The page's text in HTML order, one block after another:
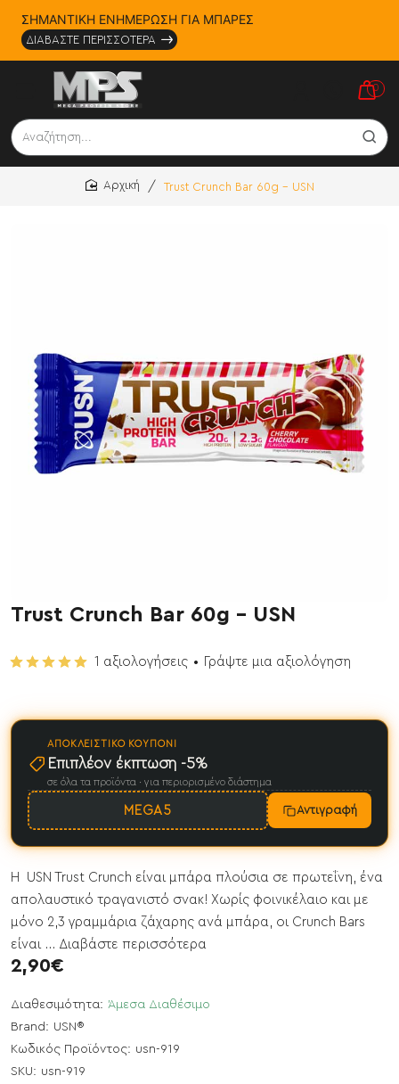
ΣΗΜΑΝΤΙΚΗ ΕΝΗΜΕΡΩΣΗ ΓΙΑ ΜΠΑΡΕΣ
ΔΙΑΒΑΣΤΕ ΠΕΡΙΣΣΟΤΕΡΑ
0
Αναζήτηση...
Trust Crunch Bar 60g - USN
Trust Crunch Bar 60g - USN
Διαθεσιμότητα: Άμεσα Διαθέσιμο
Brand: USN®
Κωδικός Προϊόντος: usn-919
SKU: usn-919
1 αξιολογήσεις • Γράψτε μια αξιολόγηση
2,90€
ΑΠΟΚΛΕΙΣΤΙΚΌ ΚΟΥΠΌΝΙ
Επιπλέον έκπτωση -5%
σε όλα τα προϊόντα · για περιορισμένο διάστημα
MEGA5 Αντιγραφή
Η USN Trust Crunch είναι μπάρα πλούσια σε πρωτεΐνη, ένα
απολαυστικό τραγανιστό σνακ! Χωρίς φοινικέλαιο και με
μόνο 2,3 γραμμάρια ζάχαρης ανά μπάρα, οι Crunch Bars
είναι ... Διαβάστε περισσότερα